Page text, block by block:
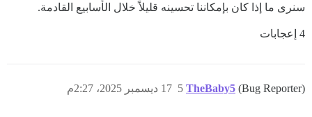
سنرى ما إذا كان بإمكاننا تحسينه قليلاً خلال الأسابيع القادمة.
4 إعجابات
TheBaby5 (Bug Reporter) 17 ديسمبر 2025، 2:27م 5